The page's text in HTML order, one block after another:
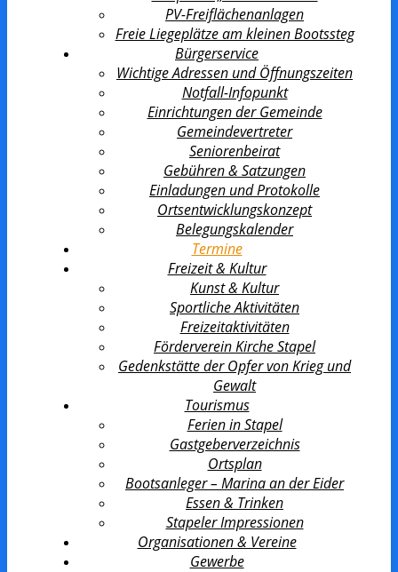
PV-Freiflächenanlagen
Freie Liegeplätze am kleinen Bootssteg
Bürgerservice
Wichtige Adressen und Öffnungszeiten
Notfall-Infopunkt
Einrichtungen der Gemeinde
Gemeindevertreter
Seniorenbeirat
Gebühren & Satzungen
Einladungen und Protokolle
Ortsentwicklungs­konzept
Belegungskalender
Termine
Freizeit & Kultur
Kunst & Kultur
Sportliche Aktivitäten
Freizeitaktivitäten
Förderverein Kirche Stapel
Gedenkstätte der Opfer von Krieg und
Gewalt
Tourismus
Ferien in Stapel
Gastgeberverzeichnis
Ortsplan
Bootsanleger – Marina an der Eider
Essen & Trinken
Stapeler Impressionen
Organisationen & Vereine
Gewerbe